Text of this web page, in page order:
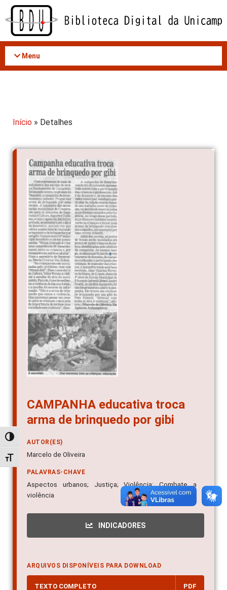
Acessar
conteúdo
Alternar alto contraste
Alternar tamanho da fonte
Menu
Início » Detalhes
CAMPANHA educativa troca
arma de brinquedo por gibi
AUTOR(ES)
Marcelo de Oliveira
PALAVRAS-CHAVE
Aspectos urbanos; Justiça; Violência; Combate a
violência
INDICADORES
ARQUIVOS DISPONÍVEIS PARA DOWNLOAD
TEXTO COMPLETO PDF